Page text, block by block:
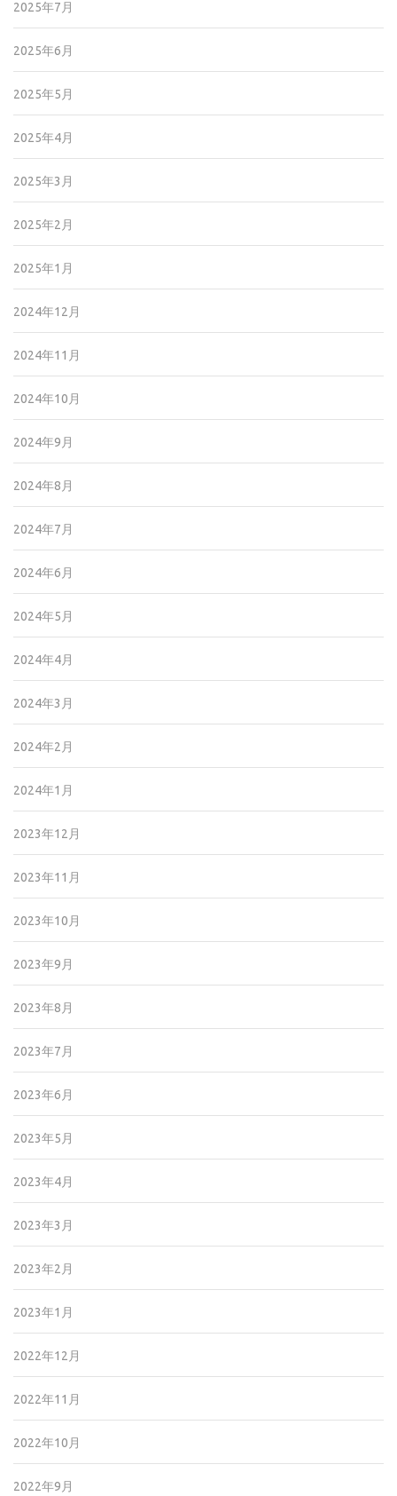
2025年7月
2025年6月
2025年5月
2025年4月
2025年3月
2025年2月
2025年1月
2024年12月
2024年11月
2024年10月
2024年9月
2024年8月
2024年7月
2024年6月
2024年5月
2024年4月
2024年3月
2024年2月
2024年1月
2023年12月
2023年11月
2023年10月
2023年9月
2023年8月
2023年7月
2023年6月
2023年5月
2023年4月
2023年3月
2023年2月
2023年1月
2022年12月
2022年11月
2022年10月
2022年9月